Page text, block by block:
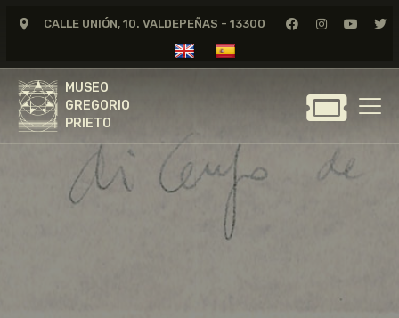
CALLE UNIÓN, 10. VALDEPEÑAS - 13300
MUSEO
GREGORIO
PRIETO
MUSEO
GREGORIO
GREGORIO PRIETO
MUSEO
ARCHIVO
CERTAMEN DE DIBUJO